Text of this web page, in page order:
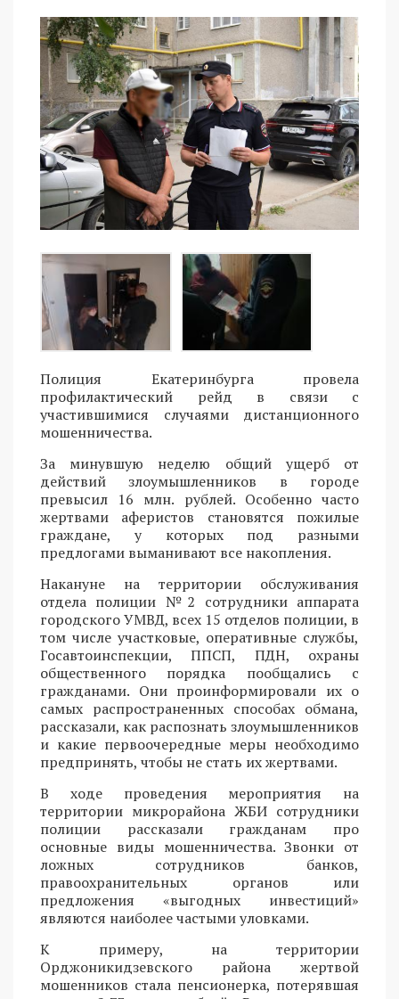
Полиция Екатеринбурга провела
профилактический рейд в связи с
участившимися случаями дистанционного
мошенничества.
За минувшую неделю общий ущерб от
действий злоумышленников в городе
превысил 16 млн. рублей. Особенно часто
жертвами аферистов становятся пожилые
граждане, у которых под разными
предлогами выманивают все накопления.
Накануне на территории обслуживания
отдела полиции №2 сотрудники аппарата
городского УМВД, всех 15 отделов полиции, в
том числе участковые, оперативные службы,
Госавтоинспекции, ППСП, ПДН, охраны
общественного порядка пообщались с
гражданами. Они проинформировали их о
самых распространенных способах обмана,
рассказали, как распознать злоумышленников
и какие первоочередные меры необходимо
предпринять, чтобы не стать их жертвами.
В ходе проведения мероприятия на
территории микрорайона ЖБИ сотрудники
полиции рассказали гражданам про
основные виды мошенничества. Звонки от
ложных сотрудников банков,
правоохранительных органов или
предложения «выгодных инвестиций»
являются наиболее частыми уловками.
К примеру, на территории
Орджоникидзевского района жертвой
мошенников стала пенсионерка, потерявшая